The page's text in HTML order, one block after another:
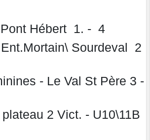
Hébert 1. - 4
Sourdeval 2
- Le Val St Père 3 -
2 Vict. - U10\11B